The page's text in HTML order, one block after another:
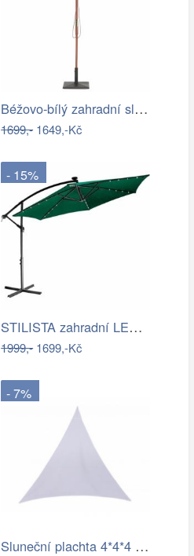
Béžovo-bílý zahradní slunečník ⌀260 cm…
1699,-1649,-Kč
- 15%
STILISTA zahradní LED slunečník s…
1999,-1699,-Kč
- 7%
Sluneční plachta 4*4*4 m bílá